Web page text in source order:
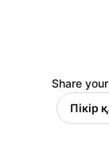
Share
Пікір